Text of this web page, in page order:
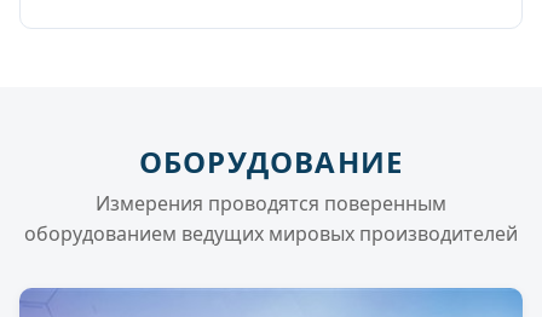
ОБОРУДОВАНИЕ
Измерения проводятся поверенным
оборудованием ведущих мировых производителей